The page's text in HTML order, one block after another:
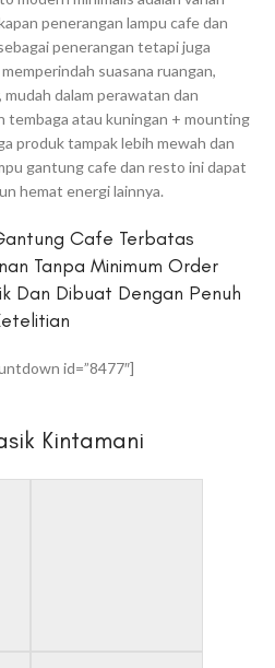
penerangan lampu cafe dan
penerangan tetapi juga
suasana ruangan,
dalam perawatan dan
tembaga atau kuningan + mounting
produk tampak lebih mewah dan
gantung cafe dan resto ini dapat
hemat energi lainnya.
Cafe Terbatas
Tanpa Minimum Order
Dan Dibuat Dengan Penuh
id=”8477″]
Kintamani